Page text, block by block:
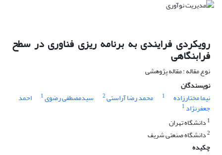
رویکردی فرایندی به برنامه ریزی فناوری در سطح
فرابنگاهی
نوع مقاله : مقاله پژوهشی
نویسندگان
نیما مختارزاده
1 محمد رضا آراستی2 سیدمصطفی رضوی1 احمد
جعفرنژاد 1
1 دانشگاه تهران
2دانشگاه صنعتی شریف
چکیده